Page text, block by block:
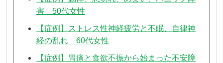
害 50代女性
【症例】ストレス性神経疲労と不眠、自律神
経の乱れ 60代女性
【症例】胃痛と食欲不振から始まった不安障